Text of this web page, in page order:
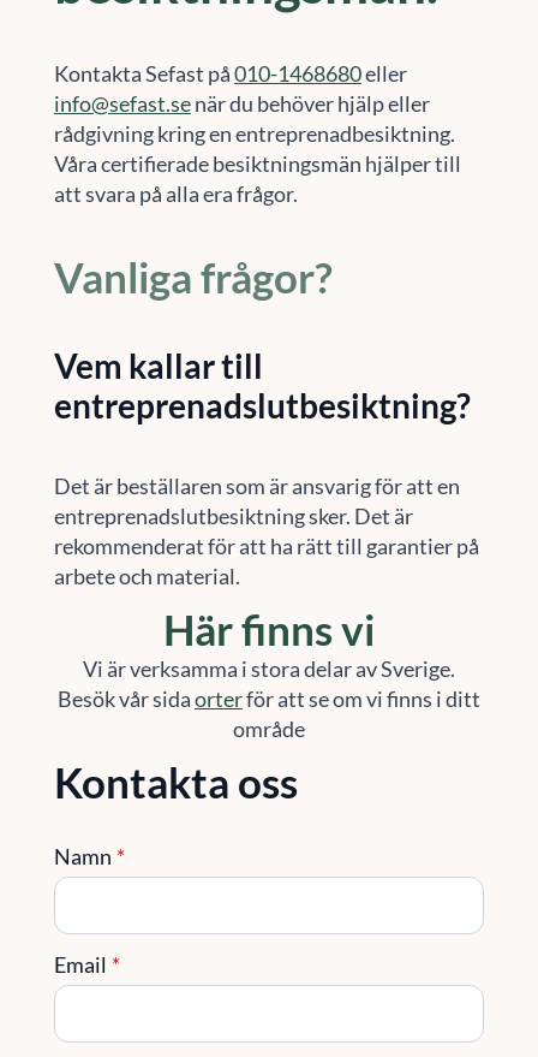
Kontakta Sefast på010-1468680eller
info@sefast.senär du behöver hjälp eller
rådgivning kring en entreprenadbesiktning.
Våra certifierade besiktningsmän hjälper till
att svara på alla era frågor.
Vanliga frågor?
Vem kallar till
entreprenadslutbesiktning?
Det är beställaren som är ansvarig för att en
entreprenadslutbesiktning sker. Det är
rekommenderat för att ha rätt till garantier på
arbete och material.
Här finns vi
Vi är verksamma i stora delar av Sverige.
Besök vår sidaorterför att se om vi finns i ditt
område
Kontakta oss
Namn *
Email *